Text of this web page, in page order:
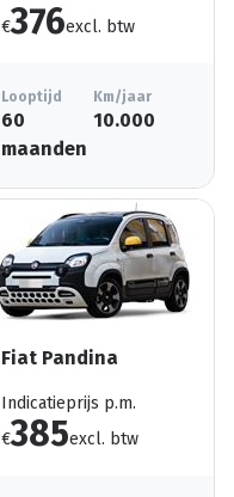
€376excl. btw
Looptijd
60
maanden
Km/jaar
10.000
Fiat Pandina
Indicatieprijs p.m.
€385excl. btw